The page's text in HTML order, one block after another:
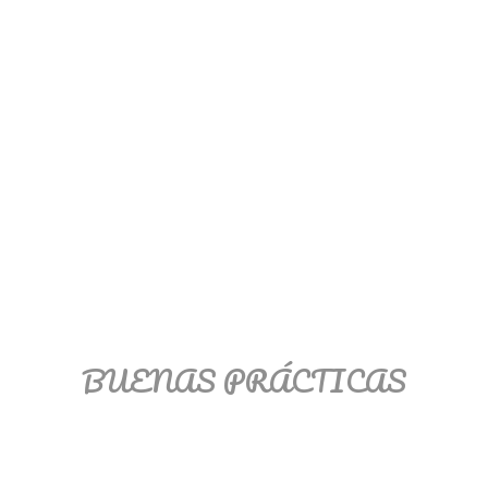
BUENAS PRÁCTICAS